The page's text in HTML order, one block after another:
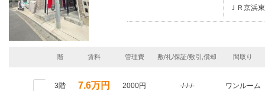
ＪＲ京浜
階 賃料 管理費 敷/礼/保証/敷引,償却 間取り
3階 7.6万円 2000円 -/-/-/- ワンルーム